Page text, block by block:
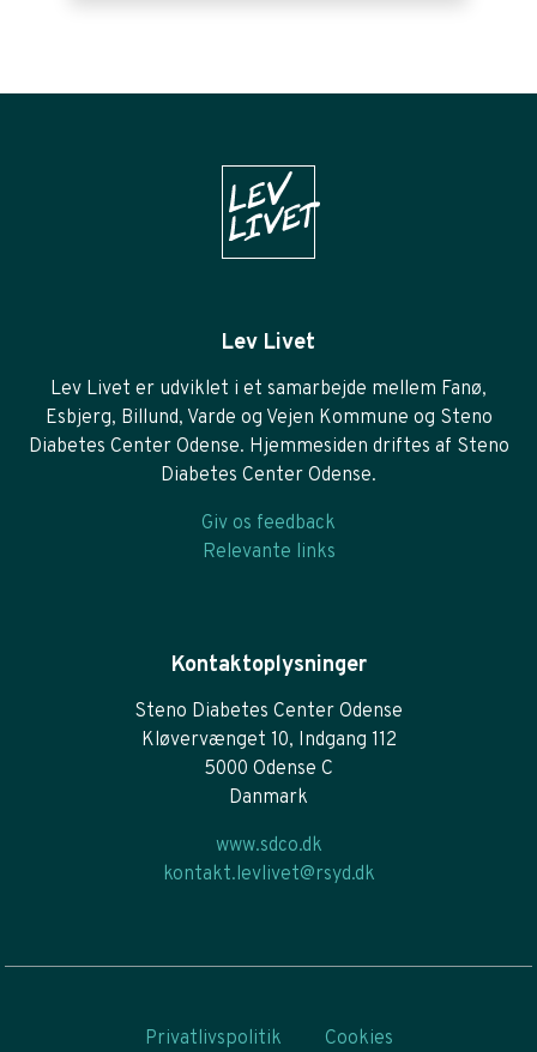
Lev Livet
Lev Livet er udviklet i et samarbejde mellem Fanø,
Esbjerg, Billund, Varde og Vejen Kommune og Steno
Diabetes Center Odense. Hjemmesiden driftes af Steno
Diabetes Center Odense.
Giv os feedback
Relevante links
Kontaktoplysninger
Steno Diabetes Center Odense
Kløvervænget 10, Indgang 112
5000 Odense C
Danmark
www.sdco.dk
kontakt.levlivet@rsyd.dk
Privatlivspolitik Cookies